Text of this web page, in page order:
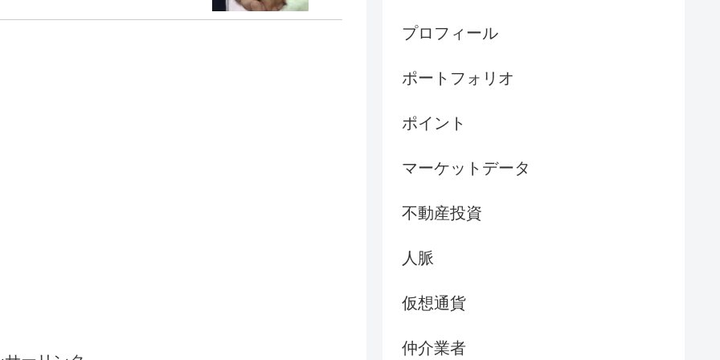
プロフィール
ポートフォリオ
ポイント
マーケットデータ
不動産投資
人脈
仮想通貨
仲介業者